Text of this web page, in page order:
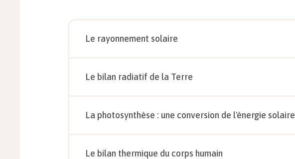
Le rayonnement solaire
Le bilan radiatif de la Terre
La photosynthèse : une conversion de l'énergie solaire
Le bilan thermique du corps humain